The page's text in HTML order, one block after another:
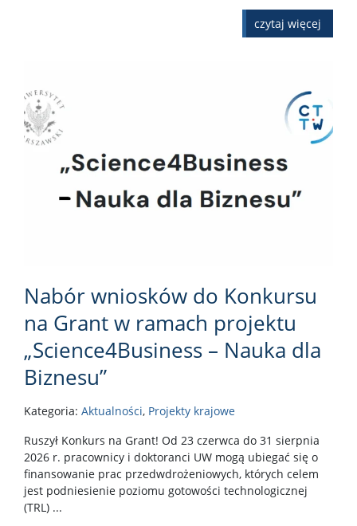
czytaj więcej
Nabór wniosków do Konkursu
na Grant w ramach projektu
„Science4Business – Nauka dla
Biznesu”
Kategoria: Aktualności, Projekty krajowe
Ruszył Konkurs na Grant! Od 23 czerwca do 31 sierpnia
2026 r. pracownicy i doktoranci UW mogą ubiegać się o
finansowanie prac przedwdrożeniowych, których celem
jest podniesienie poziomu gotowości technologicznej
(TRL) ...